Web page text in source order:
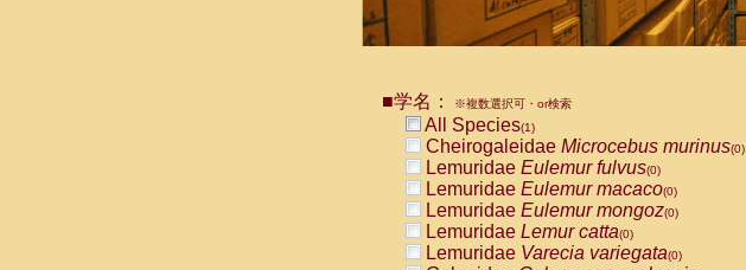
■学名： ※複数選択可・or検索
All Species(1)
Cheirogaleidae Microcebus murinus(0)
Lemuridae Eulemur fulvus(0)
Lemuridae Eulemur macaco(0)
Lemuridae Eulemur mongoz(0)
Lemuridae Lemur catta(0)
Lemuridae Varecia variegata(0)